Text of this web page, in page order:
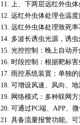
11. 上、下两层远红外虫
12. 远红外虫体处理仓温
13. 远红外虫体处理致死
14. 多波长诱虫光源，诱
15. 光控控制：晚上自动
16. 时段控制：根据靶标
17. 雨控系统装置：单独
18. 可增设风速、风向、
19. 网络模式：多种联网
20. 可通过PC端、APP、
21. 具备流量报警功能。